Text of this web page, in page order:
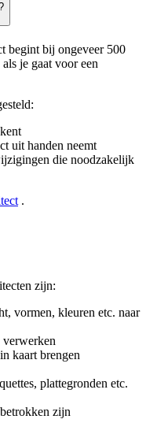
begint bij ongeveer 500
je gaat voor een
uit handen neemt
die noodzakelijk
.
zijn:
vormen, kleuren etc. naar
verwerken
kaart brengen
plattegronden etc.
zijn